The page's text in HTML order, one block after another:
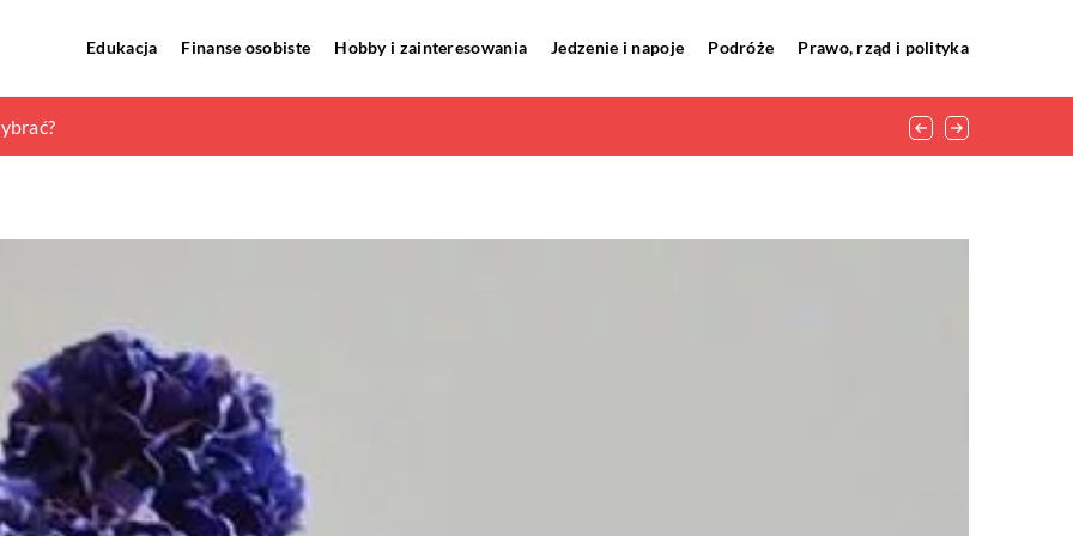
Edukacja Finanse osobiste Hobby i zainteresowania Jedzenie i napoje Podróże Prawo, rząd i polityka
składowych nie mogłoby się obyć